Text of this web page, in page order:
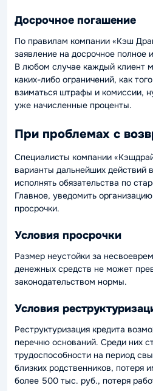
Досрочное погашение
По правилам компании «Кэш
заявление на досрочное полное
В любом случае каждый клиент
каких-либо ограничений, как
взиматься штрафы и комиссии,
уже начисленные проценты.
При проблемах с
Специалисты компании
варианты дальнейших действий
исполнять обязательства по
Главное, уведомить
просрочки.
Условия просрочки
Размер неустойки за
денежных средств не может
законодательством нормы.
Условия
Реструктуризация кредита
перечню оснований. Среди них
трудоспособности на период
близких родственников, потеря
более 500 тыс. руб., потеря